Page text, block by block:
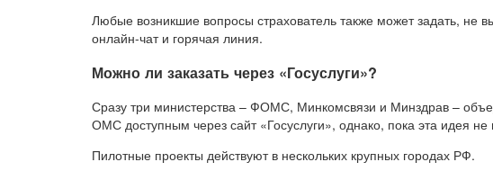
Любые возникшие вопросы страхователь также может задать, не
онлайн-чат и горячая линия.
Можно ли заказать через «Госуслуги»?
Сразу три министерства – ФОМС, Минкомсвязи и Минздрав –
ОМС доступным через сайт «Госуслуги», однако, пока эта идея
Пилотные проекты действуют в нескольких крупных городах РФ.